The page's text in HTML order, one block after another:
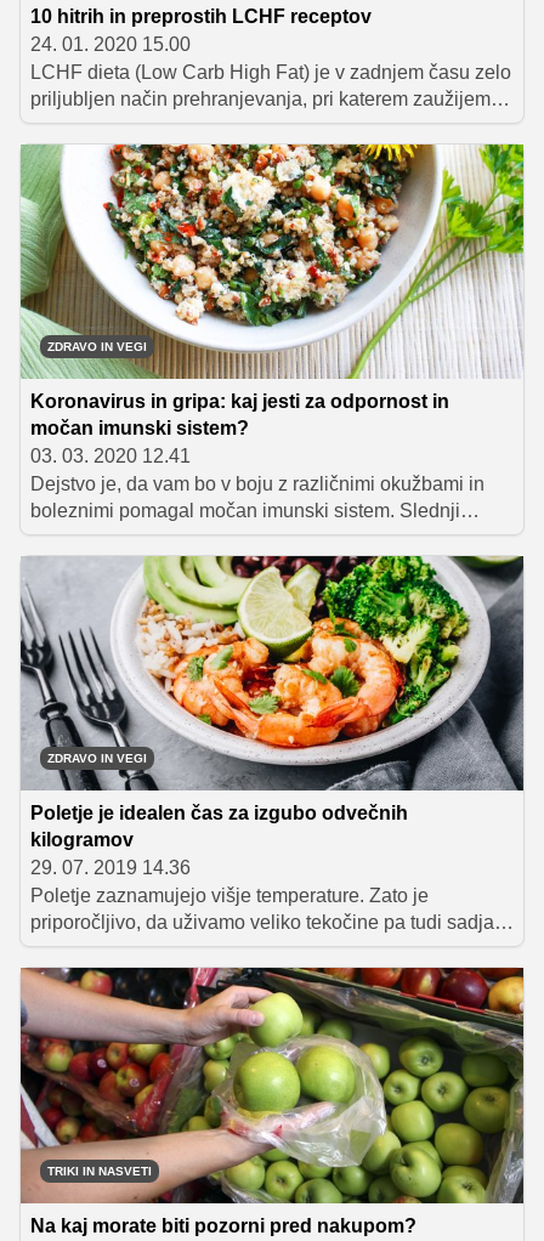
10 hitrih in preprostih LCHF receptov
24. 01. 2020 15.00
LCHF dieta (Low Carb High Fat) je v zadnjem času zelo
priljubljen način prehranjevanja, pri katerem zaužijemo
veliko beljakovin in zdravih maščob ter zelo malo
ogljikovih hidratov. Za vse, ki o LCHF dieti razmišljate
ali pa se po njenih smernicah že prehranjujete, smo
pripravili 10 slastnih receptov za vsak dan, ki jih poleg
odličnega okusa odlikuje tudi hitra in preprosta priprava.
ZDRAVO IN VEGI
Koronavirus in gripa: kaj jesti za odpornost in
močan imunski sistem?
03. 03. 2020 12.41
Dejstvo je, da vam bo v boju z različnimi okužbami in
boleznimi pomagal močan imunski sistem. Slednji
namreč deluje tako, da uničuje mikrobe, kot so virusi in
bakterije, ter parazite. V času prehladnih obolenj in
gripe, še zlasti pa v obdobju izbruha koronavirusa, je
pomembno, da ga še dodatno okrepimo z zdravo in
raznoliko prehrano. V nadaljevanju vam predstavljamo
živila, ki jih za močan imunski sistem vključite v
vsakodenvno prehrano.
ZDRAVO IN VEGI
Poletje je idealen čas za izgubo odvečnih
kilogramov
29. 07. 2019 14.36
Poletje zaznamujejo višje temperature. Zato je
priporočljivo, da uživamo veliko tekočine pa tudi sadja
in zelenjave, ki ju prav tako sestavlja kar nekaj vode. Ta
sestavina denimo predstavlja kar 95 odstotkov kumare.
Solata iz te zelenjave ni brez razloga v tem letnem času
tako osvežilna. Nacionalni inštitut za javno zdravje
poleg tega priporoča, da imamo čez dan več manjših
obrokov, saj s tem ne preobremenimo presnove.
TRIKI IN NASVETI
Na kaj morate biti pozorni pred nakupom?